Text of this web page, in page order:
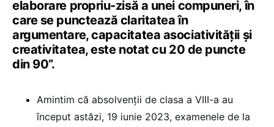
elaborare propriu-zisă a unei compuneri, în
care se punctează claritatea în
argumentare, capacitatea asociativității și
creativitatea, este notat cu 20 de puncte
din 90”.
Amintim că absolvenții de clasa a VIII-a au
început astăzi, 19 iunie 2023, examenele de la